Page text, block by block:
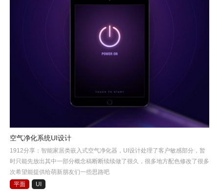
空气净化系统UI设计
1912分享：智能家居类嵌入式空气净化器，UI设计处理了客户敏感部分，暂
时只能先放出其中一部分概念稿断断续续做了很久，很多地方配色修改了很多
次希望能提供给萌新朋友们一些思路吧
平面
UI